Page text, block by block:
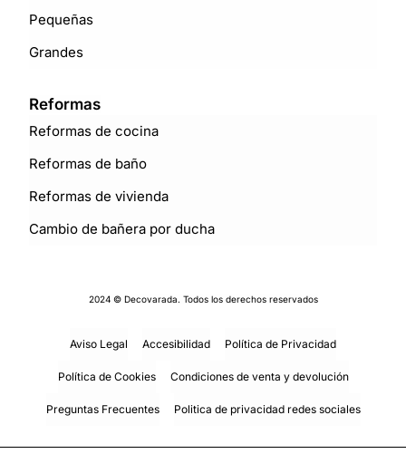
Pequeñas
Grandes
Reformas
Reformas de cocina
Reformas de baño
Reformas de vivienda
Cambio de bañera por ducha
Aviso Legal Accesibilidad Política de Privacidad
Política de Cookies Condiciones de venta y devolución
Preguntas Frecuentes Politica de privacidad redes sociales
2024 © Decovarada. Todos los derechos reservados